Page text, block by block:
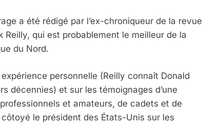
a été rédigé par l’ex-chroniqueur de la revue
Reilly, qui est probablement le meilleur de la
du Nord.
personnelle (Reilly connaît Donald
décennies) et sur les témoignages d’une
et amateurs, de cadets et de
le président des États-Unis sur les